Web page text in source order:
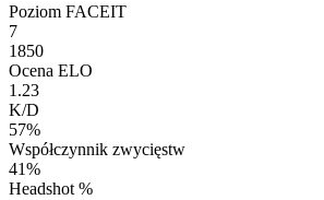
Poziom FACEIT
7
1850
Ocena ELO
1.23
K/D
57%
Współczynnik zwycięstw
41%
Headshot %